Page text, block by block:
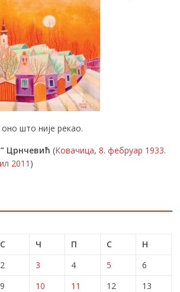
што није рекао.
Црнчевић (Ковачица,8. фебруар 1933.
2011 )
С Ч П С
Н
2 3 4 5
6
9 10 11 12
13